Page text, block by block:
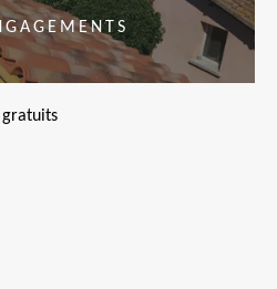
gratuits